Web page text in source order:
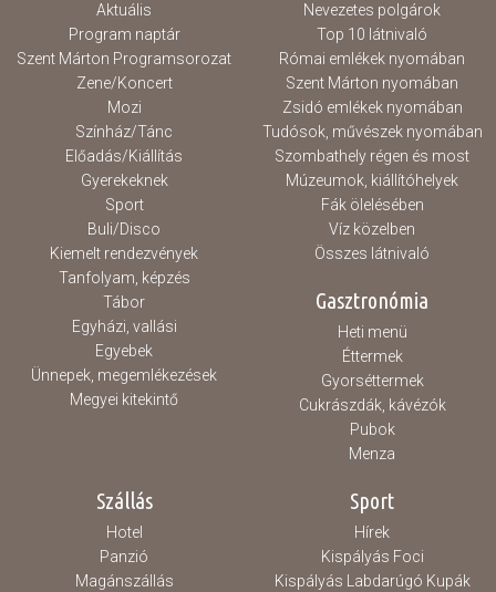
Aktuális
Program naptár
Szent Márton Programsorozat
Zene/Koncert
Mozi
Színház/Tánc
Előadás/Kiállítás
Gyerekeknek
Sport
Buli/Disco
Kiemelt rendezvények
Tanfolyam, képzés
Tábor
Egyházi, vallási
Egyebek
Ünnepek, megemlékezések
Megyei kitekintő
Nevezetes polgárok
Top 10 látnivaló
Római emlékek nyomában
Szent Márton nyomában
Zsidó emlékek nyomában
Tudósok, művészek nyomában
Szombathely régen és most
Múzeumok, kiállítóhelyek
Fák ölelésében
Víz közelben
Összes látnivaló
Gasztronómia
Heti menü
Éttermek
Gyorséttermek
Cukrászdák, kávézók
Pubok
Menza
Szállás
Hotel
Panzió
Magánszállás
Sport
Hírek
Kispályás Foci
Kispályás Labdarúgó Kupák